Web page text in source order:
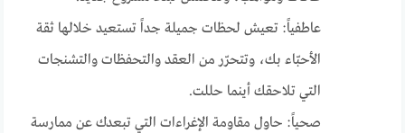
عاطفياً: تعيش لحظات جميلة جداً تستعيد خلالها ثقة
الأحبّاء بك، وتتحرّر من العقد والتحفظات والتشنجات
التي تلاحقك أينما حللت.
صحياً: حاول مقاومة الإغراءات التي تبعدك عن ممارسة